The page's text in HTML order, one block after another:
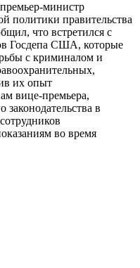
министр
политики правительства
что встретился с
Госдепа США, которые
с криминалом и
их опыт
вице-премьера,
в
во время